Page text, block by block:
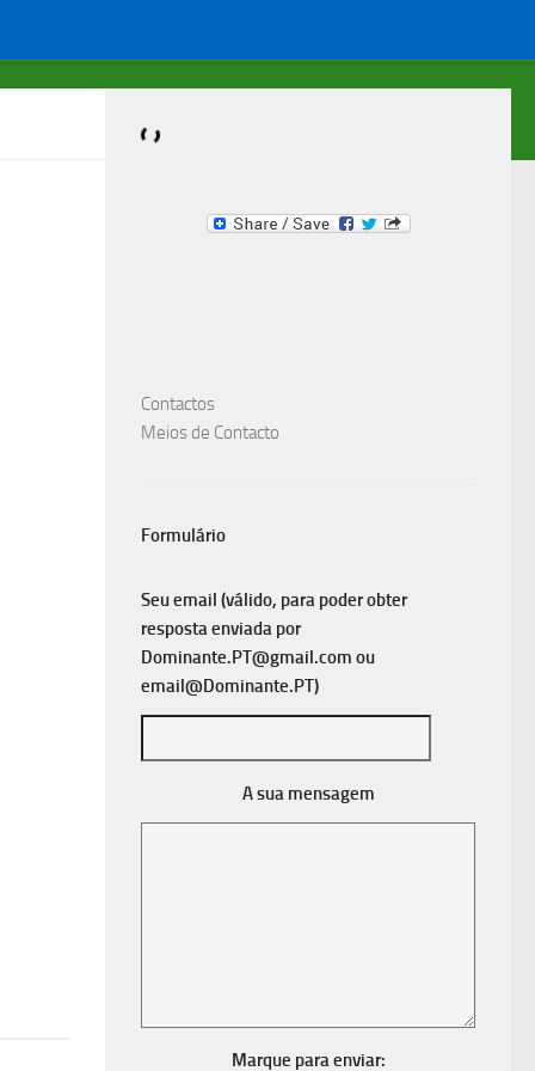
Compre & Venda um item Importante !
Contactos
Meios de Contacto
Formulário
Seu email (válido, para poder obter
resposta enviada por
Dominante.PT@gmail.com ou
email@Dominante.PT)
A sua mensagem
Marque para enviar: